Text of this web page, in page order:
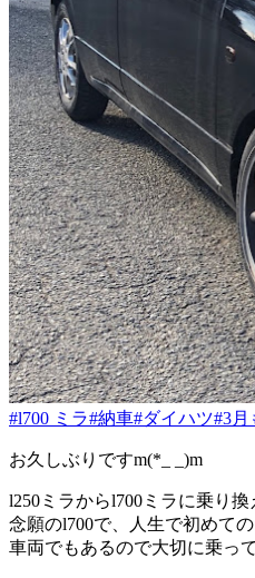
#l700 ミラ#納車#ダイハツ#3月
お久しぶりですm(*_ _)m
l250ミラからl700ミラに乗り換
念願のl700で、人生で初めて
車両でもあるので大切に乗っ